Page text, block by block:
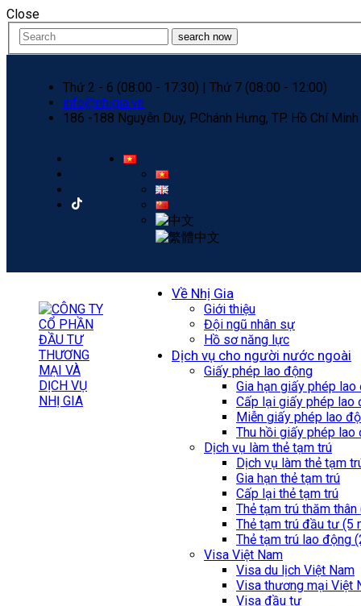
Close
search now
Thứ 2 - 6 (08:00 - 17:30) | Thứ 7 (08:00 - 12:00)
info@nhigia.vn
186 -188 Nguyễn Duy, P.Chánh Hưng, TP. Hồ Chí Minh
Về Nhị Gia
Giới thiệu
Đội ngũ nhân sự
Hồ sơ năng lực
Dịch vụ cho người nước ngoài
Giấy phép lao động
Gia hạn giấy phép lao
Cấp lại giấy phép lao
Miễn giấy phép lao
Thu hồi giấy phép lao
Dịch vụ làm thẻ tạm trú
Dịch vụ làm thẻ tạm
Gia hạn thẻ tạm trú
Cấp lại thẻ tạm trú
Thẻ tạm trú thăm thân
Thẻ tạm trú đầu tư (5
Thẻ tạm trú lao động
Visa Việt Nam
Visa du lịch Việt Nam
Visa thương mại Việt
Visa đầu tư